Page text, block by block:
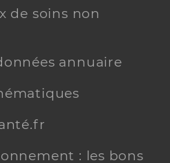
de soins non
annuaire
: les bons